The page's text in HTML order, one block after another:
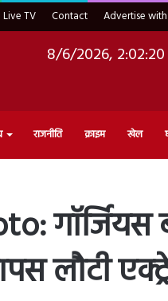
Live TV Contact Advertise
8/6/2026, 2:02:21
राजनीति क्राइम खेल
लौटी